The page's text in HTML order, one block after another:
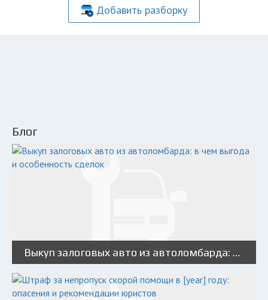
Добавить разборку
Блог
Выкуп залоговых авто из автоломбарда: в чем выгода и особенность сделок